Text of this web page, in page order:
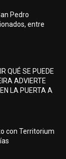
Pedro
entre
QUÉ SE PUEDE
ADVIERTE
LA PUERTA A
con Territorium